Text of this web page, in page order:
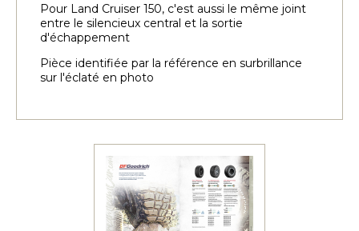
Pour Land Cruiser 150, c'est aussi le même joint
entre le silencieux central et la sortie
d'échappement
Pièce identifiée par la référence en surbrillance
sur l'éclaté en photo